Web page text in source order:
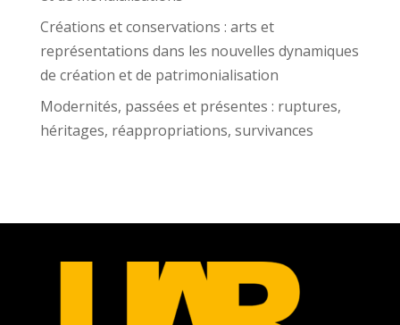
Créations et conservations : arts et
représentations dans les nouvelles dynamiques
de création et de patrimonialisation
Modernités, passées et présentes : ruptures,
héritages, réappropriations, survivances